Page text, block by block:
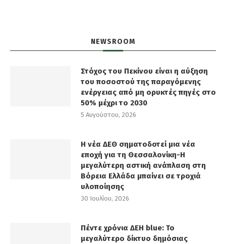
NEWSROOM
Στόχος του Πεκίνου είναι η αύξηση
του ποσοστού της παραγόμενης
ενέργειας από μη ορυκτές πηγές στο
50% μέχρι το 2030
5 Αυγούστου, 2026
Η νέα ΔΕΘ σηματοδοτεί μια νέα
εποχή για τη Θεσσαλονίκη-Η
μεγαλύτερη αστική ανάπλαση στη
Βόρεια Ελλάδα μπαίνει σε τροχιά
υλοποίησης
30 Ιουλίου, 2026
Πέντε χρόνια ΔΕΗ blue: Το
μεγαλύτερο δίκτυο δημόσιας